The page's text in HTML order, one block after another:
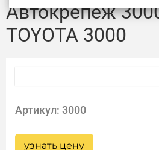
Автокрепеж
TOYOTA 3000
Артикул: 3000
узнать цену